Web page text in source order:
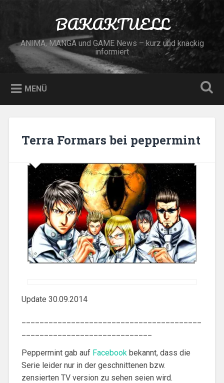
BAKAKTUELL
ANIMA, MANGA und GAME News – kurz und knackig
informiert
MENÜ
Terra Formars bei peppermint
Update 30.09.2014
Peppermint gab auf Facebook bekannt, dass die
Serie leider nur in der geschnittenen bzw.
zensierten TV version zu sehen seien wird.